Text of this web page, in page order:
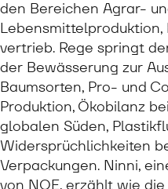
den Bereichen Agrar-
vertrieb. Rege springt
der Bewässerung zur
Baumsorten, Pro- und
Produktion, Ökobilanz
globalen Süden,
Widersprüchlichkeiten
Verpackungen. Ninni,
von NOE, erzählt wie